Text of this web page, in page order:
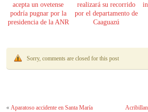
acepta un ovetense
podría pugnar por la
presidencia de la ANR
realizará su recorrido
por el departamento de
Caaguazú
Sorry, comments are closed for this post
«Aparatoso accidente en Santa María
Acribillan